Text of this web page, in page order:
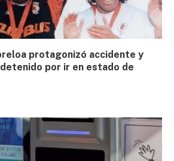
protagonizó accidente y
por ir en estado de